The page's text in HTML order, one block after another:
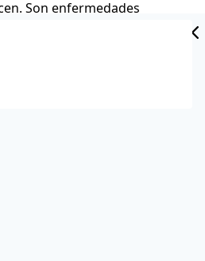
Son enfermedades
tratamientos posibles para